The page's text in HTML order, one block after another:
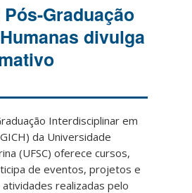
Graduação
divulga
Interdisciplinar em
da Universidade
(UFSC) oferece cursos,
de eventos, projetos e
realizadas pelo